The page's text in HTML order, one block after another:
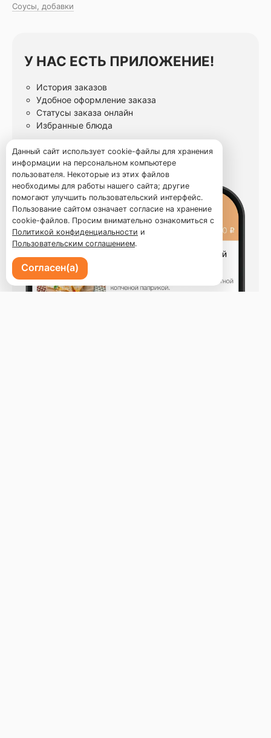
Соусы, добавки
У НАС ЕСТЬ ПРИЛОЖЕНИЕ!
История заказов
Удобное оформление заказа
Статусы заказа онлайн
Избранные блюда
Данный сайт использует cookie-файлы для хранения
информации на персональном компьютере
пользователя. Некоторые из этих файлов
необходимы для работы нашего сайта; другие
помогают улучшить пользовательский интерфейс.
Пользование сайтом означает согласие на хранение
cookie-файлов. Просим внимательно ознакомиться с
Политикой конфиденциальности и
Пользовательским соглашением.
Согласен(а)